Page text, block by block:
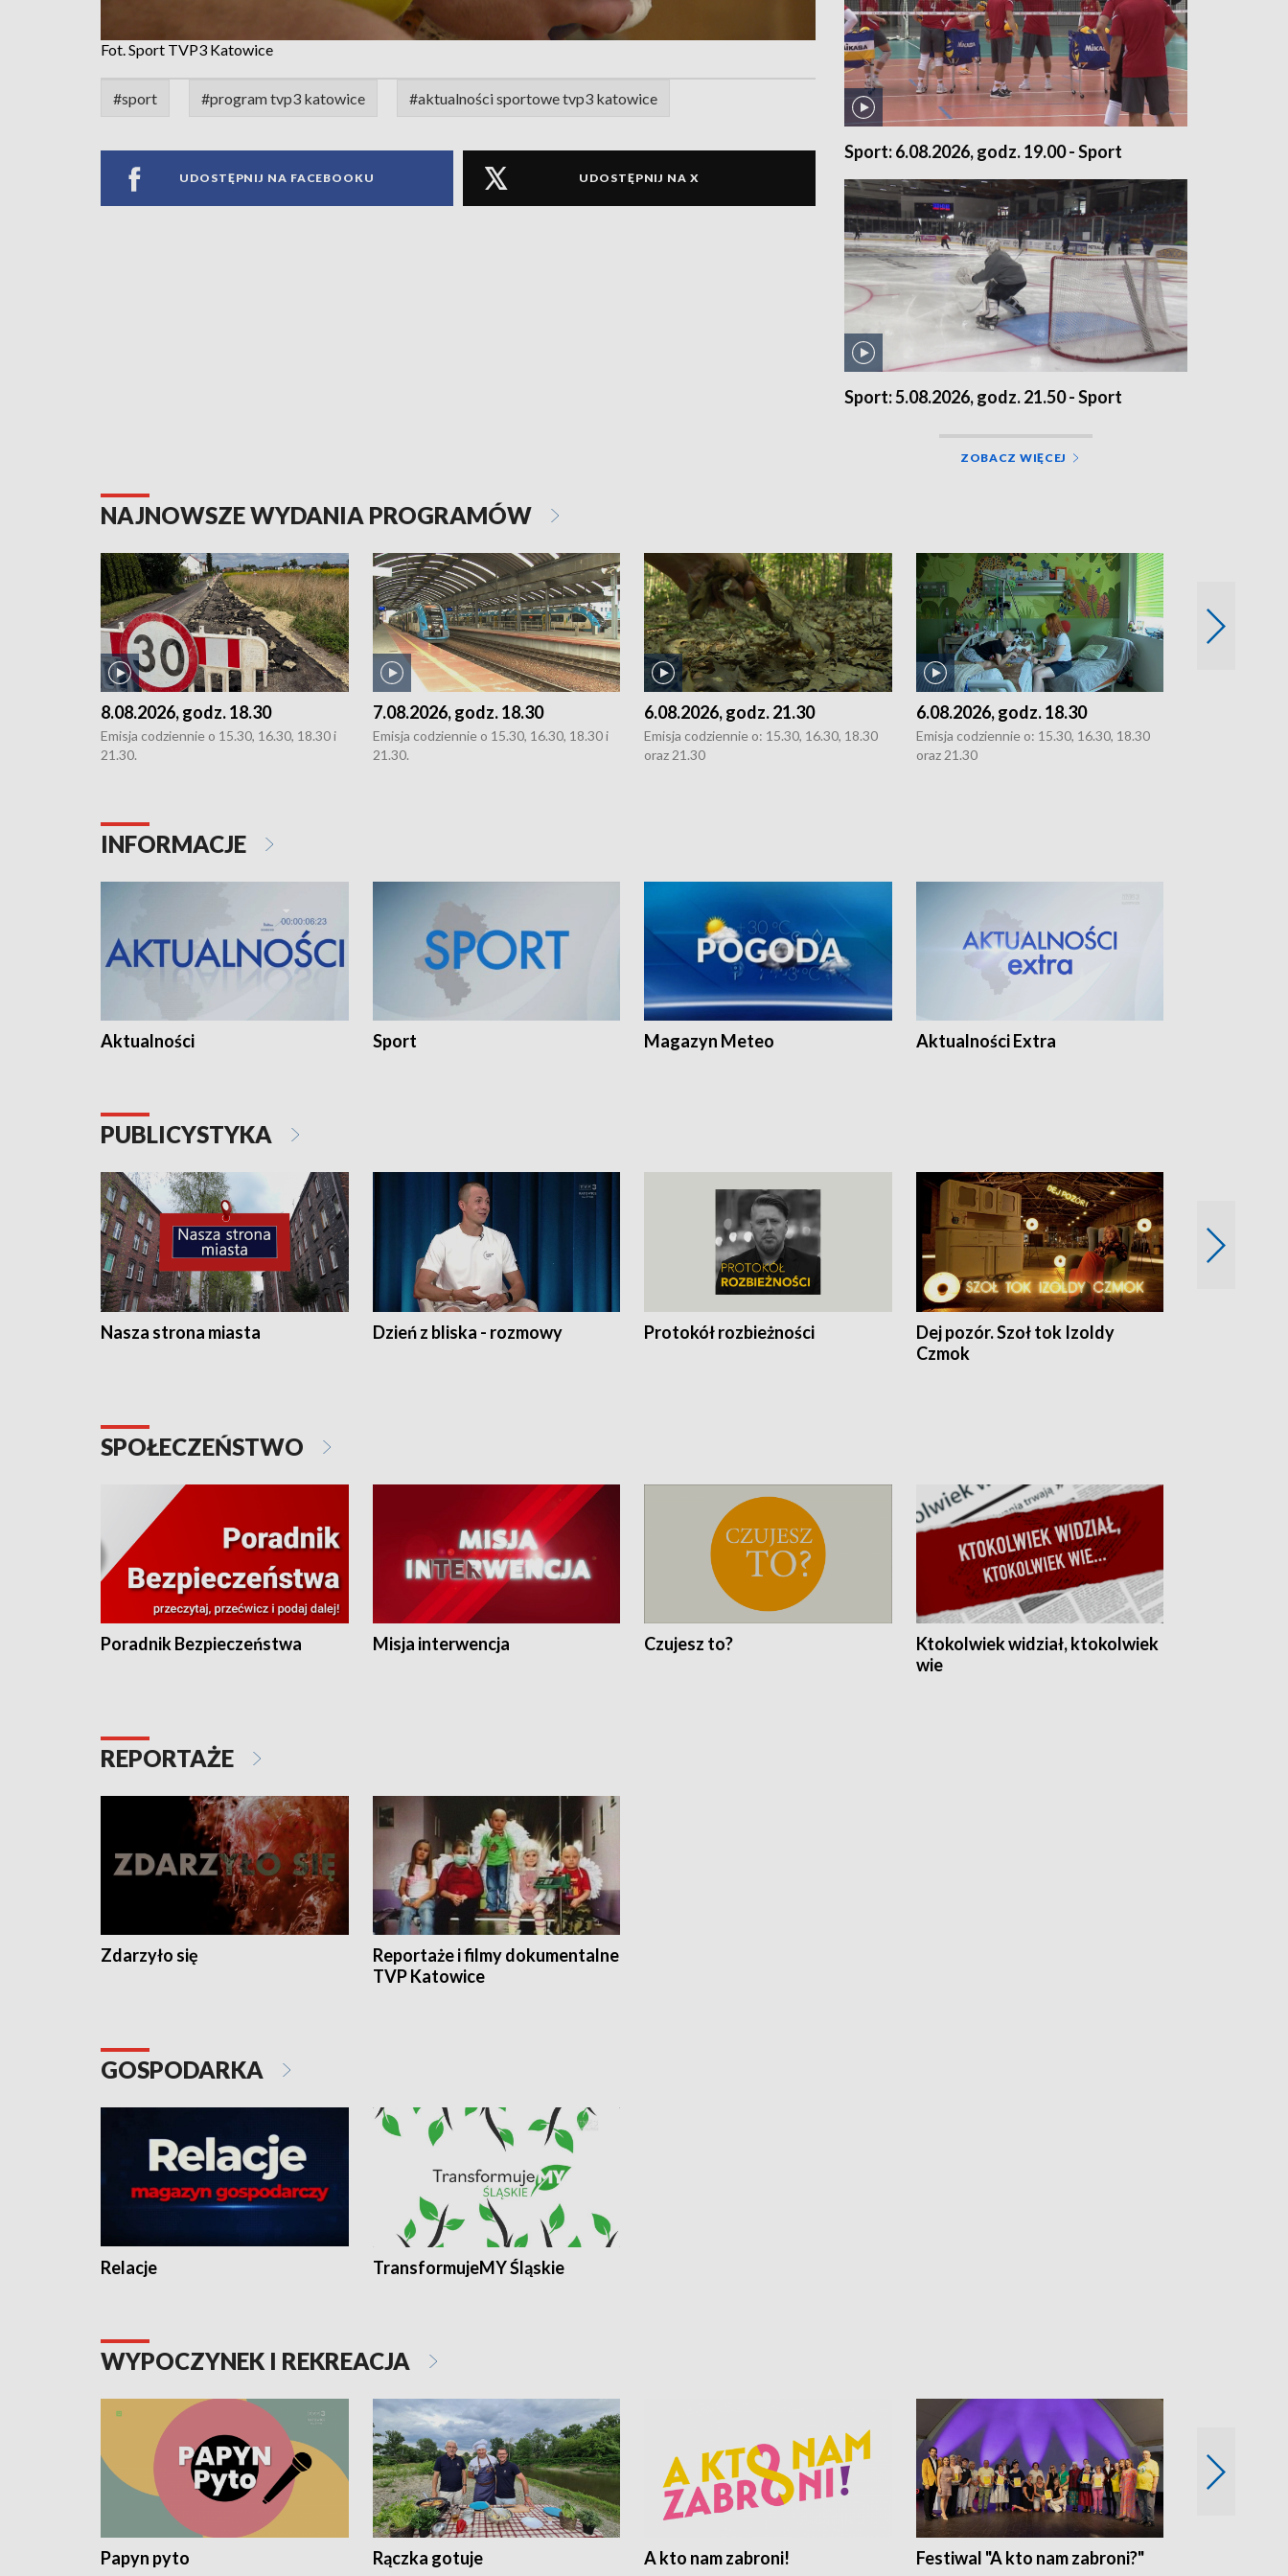
Fot. Sport TVP3 Katowice
#sport #program tvp3 katowice #aktualności sportowe tvp3 katowice
UDOSTĘPNIJ NA FACEBOOKU UDOSTĘPNIJ NA X
Sport: 6.08.2026, godz. 19.00 - Sport
Sport: 5.08.2026, godz. 21.50 - Sport
ZOBACZ WIĘCEJ
NAJNOWSZE WYDANIA PROGRAMÓW
8.08.2026, godz. 18.30
Emisja codziennie o 15.30, 16.30, 18.30 i
21.30.
7.08.2026, godz. 18.30
Emisja codziennie o 15.30, 16.30, 18.30 i
21.30.
6.08.2026, godz. 21.30
Emisja codziennie o: 15.30, 16.30, 18.30
oraz 21.30
6.08.2026, godz. 18.30
Emisja codziennie o: 15.30, 16.30, 18.30
oraz 21.30
INFORMACJE
Aktualności Sport Magazyn Meteo Aktualności Extra
PUBLICYSTYKA
Nasza strona miasta Dzień z bliska - rozmowy Protokół rozbieżności
Dej pozór. Szoł tok Izoldy
Czmok
SPOŁECZEŃSTWO
Poradnik Bezpieczeństwa Misja interwencja Czujesz to?
Ktokolwiek widział, ktokolwiek
wie
REPORTAŻE
Zdarzyło się
Reportaże i filmy dokumentalne
TVP Katowice
GOSPODARKA
Relacje TransformujeMY Śląskie
WYPOCZYNEK I REKREACJA
Papyn pyto Rączka gotuje A kto nam zabroni! Festiwal "A kto nam zabroni?"